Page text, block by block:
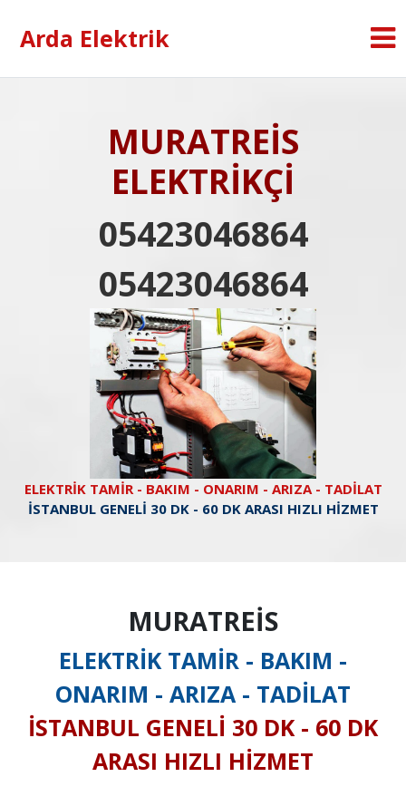
Arda Elektrik
MURATREİS
ELEKTRİKÇİ
05423046864
05423046864
ELEKTRİK TAMİR - BAKIM - ONARIM - ARIZA - TADİLAT
İSTANBUL GENELİ 30 DK - 60 DK ARASI HIZLI HİZMET
MURATREİS
ELEKTRİK TAMİR - BAKIM -
ONARIM - ARIZA - TADİLAT
İSTANBUL GENELİ 30 DK - 60 DK
ARASI HIZLI HİZMET